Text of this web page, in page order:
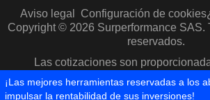
Aviso legal Configuración de cookies
Copyright © 2026 Surperformance SAS.
reservados.
Las cotizaciones son
Morningstar y S&P
¡Las mejores herramientas reservadas a los
impulsar la rentabilidad de sus inversiones!